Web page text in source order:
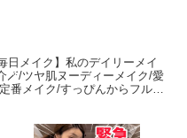
日メイク】私のデイリーメイ
🪄/ツヤ肌ヌーディーメイク/愛
番メイク/すっぴんからフルメ